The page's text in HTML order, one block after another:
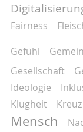
Fairness
Gefühl
Gesellschaft
Ideologie
Klugheit Kreuz
Mensch